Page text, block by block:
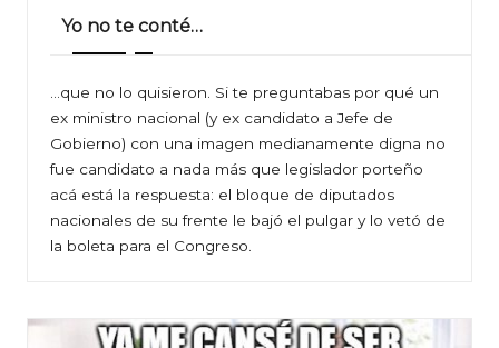
Yo no te conté…
…que no lo quisieron. Si te preguntabas por qué un
ex ministro nacional (y ex candidato a Jefe de
Gobierno) con una imagen medianamente digna no
fue candidato a nada más que legislador porteño
acá está la respuesta: el bloque de diputados
nacionales de su frente le bajó el pulgar y lo vetó de
la boleta para el Congreso.